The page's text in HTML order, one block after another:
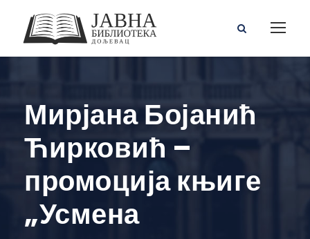
Мирјана Бојанић
Ћирковић –
промоција књиге
„Усмена